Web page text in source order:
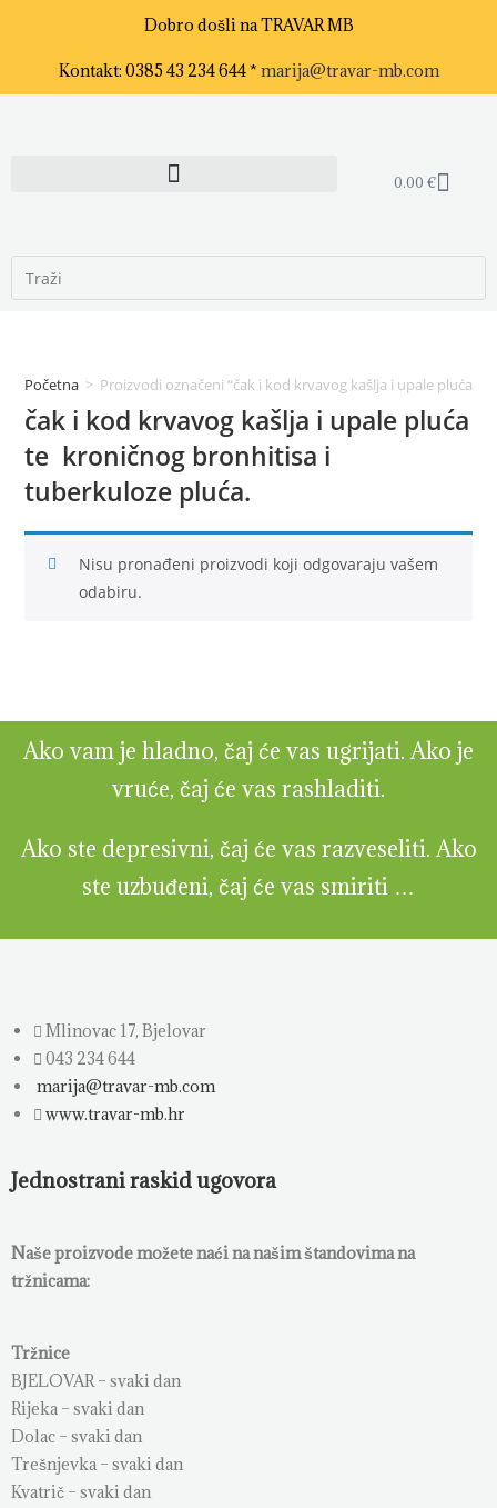
Dobro došli na TRAVAR MB
Kontakt: 0385 43 234 644 * marija@travar-mb.com
0.00€
Početna > Proizvodi označeni “čak i kod krvavog kašlja i upale pluća
čak i kod krvavog kašlja i upale pluća
te kroničnog bronhitisa i
tuberkuloze pluća.
Nisu pronađeni proizvodi koji odgovaraju vašem
odabiru.
Ako vam je hladno, čaj će vas ugrijati. Ako je
vruće, čaj će vas rashladiti.
Ako ste depresivni, čaj će vas razveseliti. Ako
ste uzbuđeni, čaj će vas smiriti …
Mlinovac 17, Bjelovar
043 234 644
marija@travar-mb.com
www.travar-mb.hr
Jednostrani raskid ugovora
Naše proizvode možete naći na našim štandovima na
tržnicama:
Tržnice
BJELOVAR – svaki dan
Rijeka – svaki dan
Dolac – svaki dan
Trešnjevka – svaki dan
Kvatrič – svaki dan